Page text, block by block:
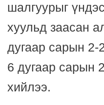
шалгуурыг
хуульд заасан
дугаар сарын 2-
6 дугаар сарын
хийлээ.